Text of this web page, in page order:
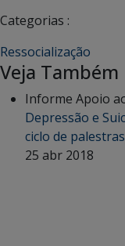
Categorias :
Ressocialização
Veja Também
Informe Apoio
Depressão e
ciclo de
25 abr 2018